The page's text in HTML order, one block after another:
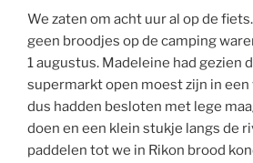
We zaten om acht uur al op de
geen broodjes op de camping
1 augustus. Madeleine had gezien
supermarkt open moest zijn in een
dus hadden besloten met lege
doen en een klein stukje langs de
paddelen tot we in Rikon brood